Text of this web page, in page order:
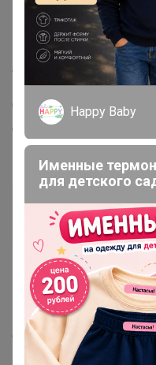
10 сентября, 2021 18:25
Artemida
Подскажите пжл, кто
Смесь Сырная для
де Кежо), 1 кг
И как упакована,
Артемида
Бронзовый
10 сентября, 2021 19:08
Любушка-голубушка,
специально для нас
производстве.
Happy Baby
Именные
для детского